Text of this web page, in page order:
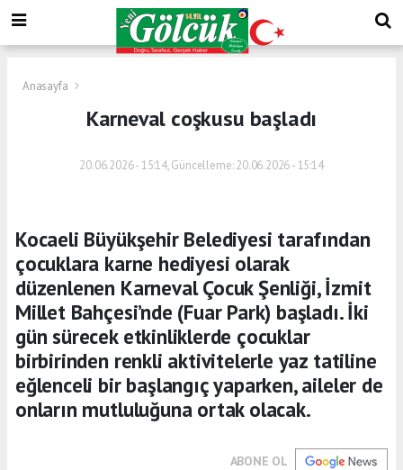
Anasayfa
Karneval coşkusu başladı
20.06.2026 - 15:14, Güncelleme: 20.06.2026 - 15:14
Kocaeli Büyükşehir Belediyesi tarafından
çocuklara karne hediyesi olarak
düzenlenen Karneval Çocuk Şenliği, İzmit
Millet Bahçesi’nde (Fuar Park) başladı. İki
gün sürecek etkinliklerde çocuklar
birbirinden renkli aktivitelerle yaz tatiline
eğlenceli bir başlangıç yaparken, aileler de
onların mutluluğuna ortak olacak.
ABONE OL